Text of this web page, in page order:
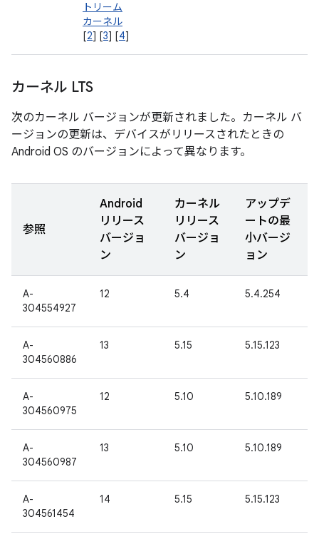
トリーム
カーネル
[2] [3] [4]
カーネル LTS
次のカーネル バージョンが更新されました。カーネル バ
ージョンの更新は、デバイスがリリースされたときの
Android OS のバージョンによって異なります。
参照
Android
リリース
バージョ
ン
カーネル
リリース
バージョ
ン
アップデ
ートの最
小バージ
ョン
A-
304554927
12 5.4 5.4.254
A-
304560886
13 5.15 5.15.123
A-
304560975
12 5.10 5.10.189
A-
304560987
13 5.10 5.10.189
A-
304561454
14 5.15 5.15.123